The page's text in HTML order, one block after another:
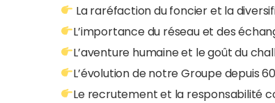
La raréfaction du foncier et la
L’importance du réseau et des
L’aventure humaine et le goût du
L’évolution de notre Groupe depuis
Le recrutement et la responsabilité